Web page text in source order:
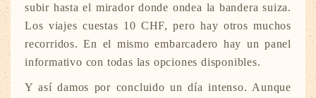
subir hasta el mirador donde ondea la bandera suiza.
Los viajes cuestas 10 CHF, pero hay otros muchos
recorridos. En el mismo embarcadero hay un panel
informativo con todas las opciones disponibles.
Y así damos por concluido un día intenso. Aunque